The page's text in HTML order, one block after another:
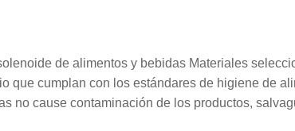
de alimentos y bebidas Materiales
que cumplan con los estándares de higiene de
no cause contaminación de los productos,